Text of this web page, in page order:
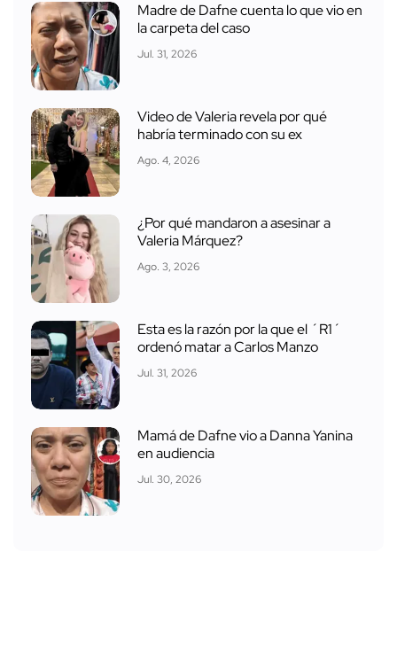
Madre de Dafne cuenta lo que vio en
la carpeta del caso
Jul. 31, 2026
Video de Valeria revela por qué
habría terminado con su ex
Ago. 4, 2026
¿Por qué mandaron a asesinar a
Valeria Márquez?
Ago. 3, 2026
Esta es la razón por la que el ´R1´
ordenó matar a Carlos Manzo
Jul. 31, 2026
Mamá de Dafne vio a Danna Yanina
en audiencia
Jul. 30, 2026